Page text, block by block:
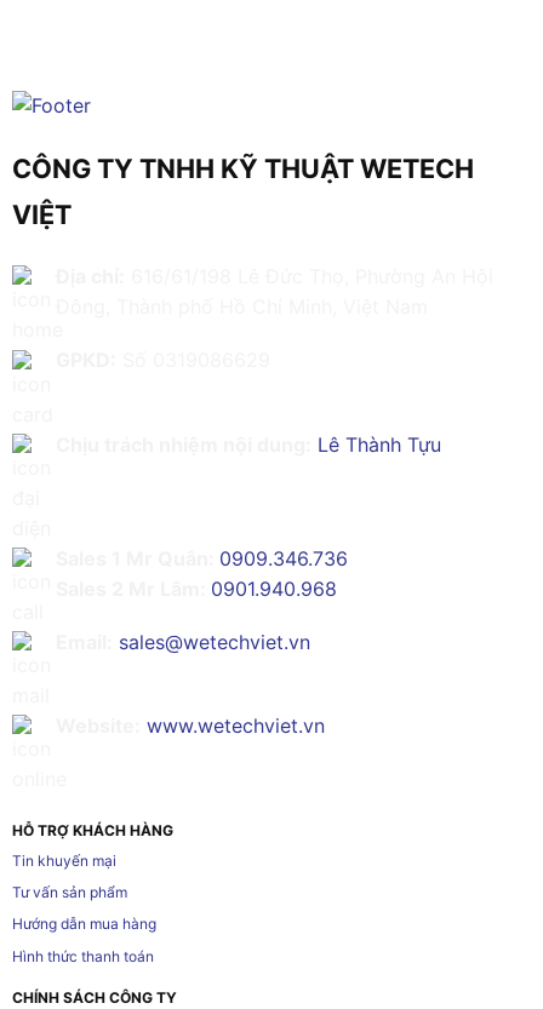
CÔNG TY TNHH KỸ THUẬT WETECH
VIỆT
Lê Thành Tựu
0909.346.736
0901.940.968
sales@wetechviet.vn
www.wetechviet.vn
HỖ TRỢ KHÁCH HÀNG
Tin khuyến mại
Tư vấn sản phẩm
Hướng dẫn mua hàng
Hình thức thanh toán
CHÍNH SÁCH CÔNG TY